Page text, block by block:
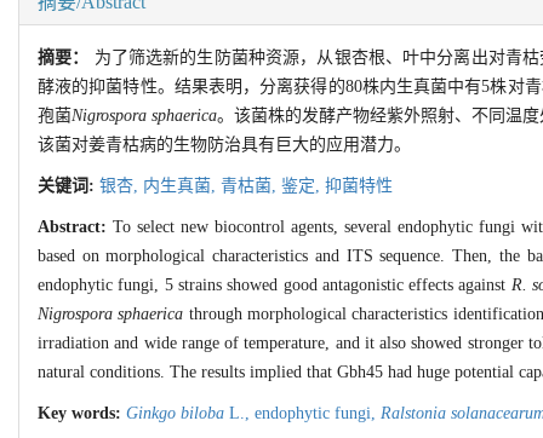
摘要： 为了筛选新的生防菌种资源，从银杏根、叶中分离出对青
酵液的抑菌特性。结果表明，分离获得的80株内生真菌中有5株对
孢菌Nigrospora sphaerica。该菌株的发酵产物经紫外照射、不同温
该菌对姜青枯病的生物防治具有巨大的应用潜力。
关键词: 银杏, 内生真菌, 青枯菌, 鉴定, 抑菌特性
Abstract: To select new biocontrol agents, several endophytic fungi
based on morphological characteristics and ITS sequence. Then,
endophytic fungi, 5 strains showed good antagonistic effects against R.
Nigrospora sphaerica through morphological characteristics
irradiation and wide range of temperature, and it also showed stronger
natural conditions. The results implied that Gbh45 had huge potential
Key words: Ginkgo biloba L., endophytic fungi, Ralstonia